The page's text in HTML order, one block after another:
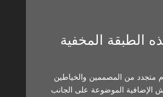
الطبقة المخفية
متجدد من المصممين والخياطين
الإضافية الموضوعة على الجانب